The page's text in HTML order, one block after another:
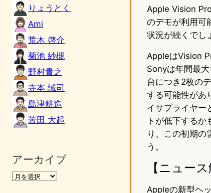
りょうとく
Ami
荒木 啓介
菊池 紗槻
野村貴之
寺本 誠司
島津耕造
苦田 大起
アーカイブ
Apple Vision
のデモが利用可
状況が続くでし
AppleはVision
Sonyは年間最
台につき2枚の
する可能性があ
イサプライヤー
トが低下する
り、この初期の
う。
【ニュース
Appleの新型ヘ